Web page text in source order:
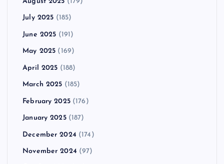
July 2025 (185)
June 2025 (191)
May 2025 (169)
April 2025 (188)
March 2025 (185)
February 2025(176)
January 2025(187)
December 2024 (174)
November 2024 (97)